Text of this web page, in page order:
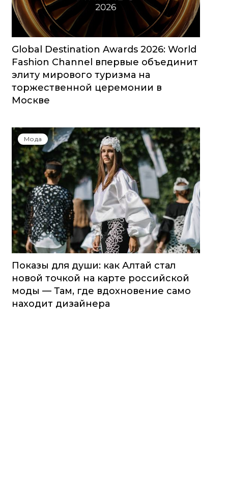
Global Destination Awards 2026: World
Fashion Channel впервые объединит
элиту мирового туризма на
торжественной церемонии в
Москве
Мода
Показы для души: как Алтай стал
новой точкой на карте российской
моды — Там, где вдохновение само
находит дизайнера